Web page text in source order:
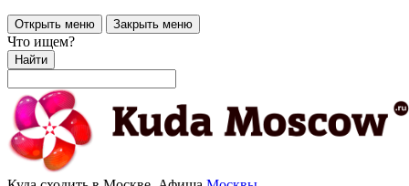
Открыть меню Закрыть меню
Что ищем?
Найти